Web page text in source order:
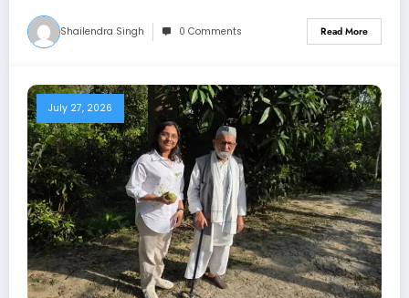
Shailendra Singh 0 Comments Read More
July 27, 2026